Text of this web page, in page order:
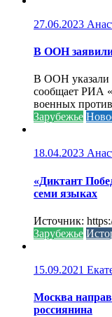
27.06.2023
В ООН
В ООН указали
сообщает РИА
военных
Зарубежье
18.04.2023
«Диктант
семи языках
Источник:
Зарубежье
15.09.2021
Москва
россиянина